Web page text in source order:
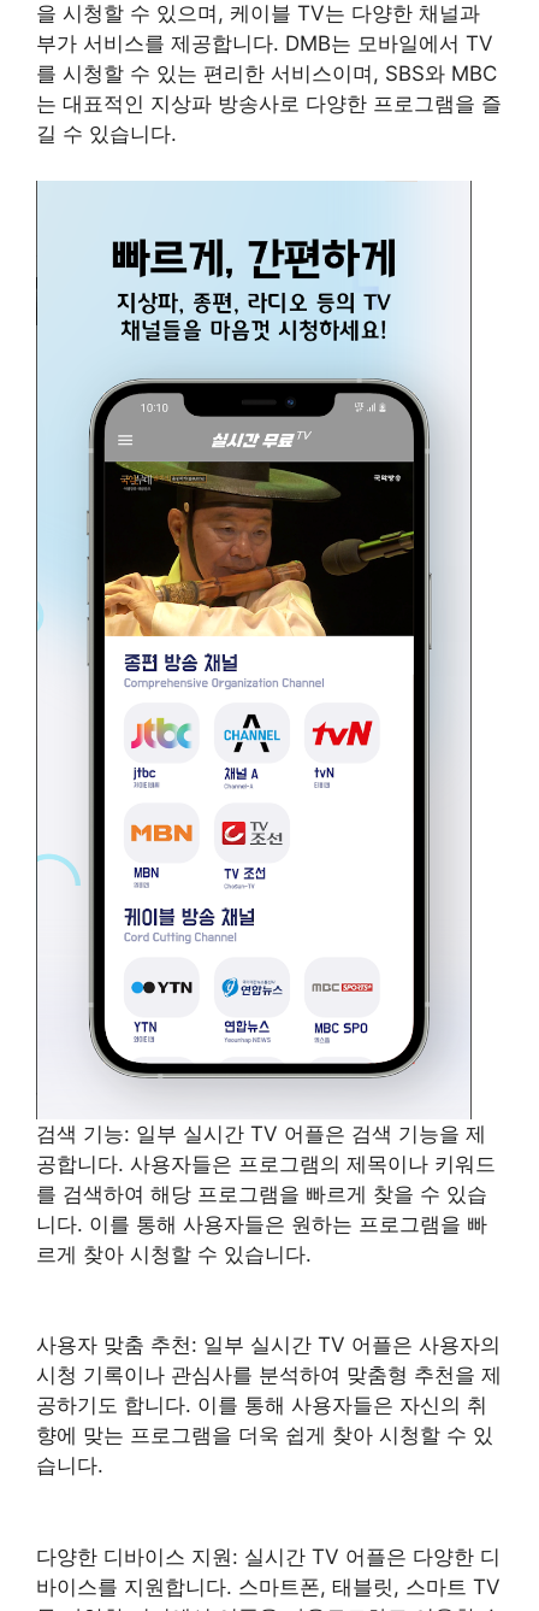
을 시청할 수 있으며, 케이블 TV는 다양한 채널과
부가 서비스를 제공합니다. DMB는 모바일에서 TV
를 시청할 수 있는 편리한 서비스이며, SBS와 MBC
는 대표적인 지상파 방송사로 다양한 프로그램을 즐
길 수 있습니다.
검색 기능: 일부 실시간 TV 어플은 검색 기능을 제
공합니다. 사용자들은 프로그램의 제목이나 키워드
를 검색하여 해당 프로그램을 빠르게 찾을 수 있습
니다. 이를 통해 사용자들은 원하는 프로그램을 빠
르게 찾아 시청할 수 있습니다.
사용자 맞춤 추천: 일부 실시간 TV 어플은 사용자의
시청 기록이나 관심사를 분석하여 맞춤형 추천을 제
공하기도 합니다. 이를 통해 사용자들은 자신의 취
향에 맞는 프로그램을 더욱 쉽게 찾아 시청할 수 있
습니다.
다양한 디바이스 지원: 실시간 TV 어플은 다양한 디
바이스를 지원합니다. 스마트폰, 태블릿, 스마트 TV